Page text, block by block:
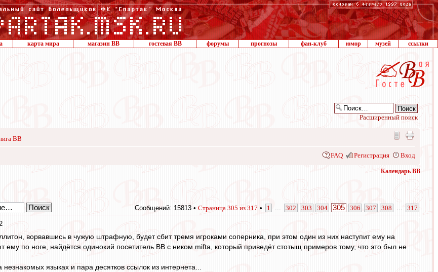
карта мира магазин ВВ гостевая ВВ форумы прогнозы фан-клуб юмор музей ссылки
Расширенный поиск
ВВ
FAQ Регистрация Вход
Календарь ВВ
Сообщений: 15813 • Страница 305 из 317 • 1 302 303 304 305 306 307 308 317
ворвавшись в чужую штрафную, будет сбит тремя игроками соперника, при этом один из них наступит ему на
ему по ноге, найдётся одинокий посетитель ВВ с ником mifta, который приведёт стотыщ примеров тому, что это был не
языках и пара десятков ссылок из интернета...